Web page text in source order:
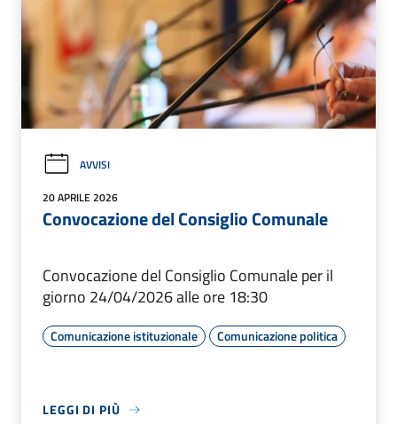
AVVISI
20 APRILE 2026
Convocazione del Consiglio Comunale
Convocazione del Consiglio Comunale per il
giorno 24/04/2026 alle ore 18:30
Comunicazione istituzionale Comunicazione politica
LEGGI DI PIÙ